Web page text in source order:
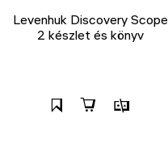
Levenhuk Discovery Scope
2 készlet és könyv